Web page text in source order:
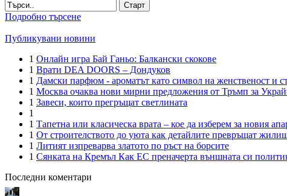
Старт
Подробно търсене
Публикувани новини
1 Онлайн игра Бай Ганьо: Балкански скокове
1 Врати DEA DOORS – Дондуков
1 Дамски парфюм - ароматът като символ на женственост и
1 Москва очаква нови мирни предложения от Тръмп за
1 Завеси, които прегръщат светлината
1
1 Тапетна или класическа врата – кое да изберем за новия
1 От строителството до уюта как детайлите превръщат
1 Литият изпреварва златото по ръст на борсите
1 Сянката на Кремъл Как ЕС преначерта външната си
Последни коментари